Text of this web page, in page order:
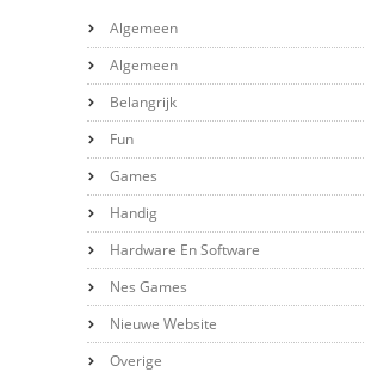
Algemeen
Algemeen
Belangrijk
Fun
Games
Handig
Hardware En Software
Nes Games
Nieuwe Website
Overige